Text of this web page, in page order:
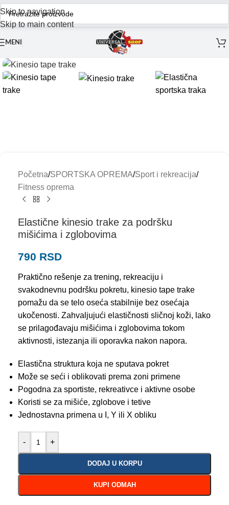
Skip to navigation
Skip to main content
MENI
Početna/SPORTSKA OPREMA/Sport i rekreacija/
Fitness oprema
Elastične kinesio trake za podršku
mišićima i zglobovima
790 RSD
Praktično rešenje za trening, rekreaciju i
svakodnevnu podršku pokretu, kinesio tape trake
pomažu da se telo oseća stabilnije bez osećaja
ukočenosti. Zahvaljujući elastičnosti sličnoj koži, lako
se prilagođavaju mišićima i zglobovima tokom
aktivnosti, istezanja ili oporavka nakon napora.
Elastična struktura koja ne sputava pokret
Može se seći i oblikovati prema zoni primene
Pogodna za sportiste, rekreativce i aktivne osobe
Koristi se za mišiće, zglobove i tetive
Jednostavna primena u I, Y ili X obliku
- +
DODAJ U KORPU
KUPI ODMAH